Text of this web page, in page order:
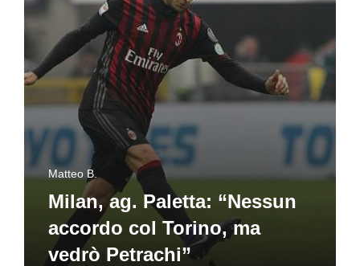
Matteo B.
Milan, ag. Paletta: “Nessun
accordo col Torino, ma
vedrò Petrachi”